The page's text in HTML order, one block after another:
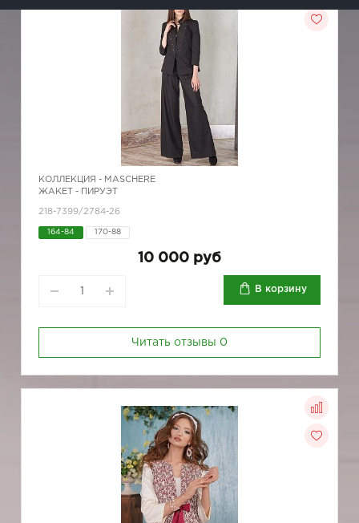
КОЛЛЕКЦИЯ - MASCHERE
ЖАКЕТ - ПИРУЭТ
218-7399/2784-26
164-84 170-88
10 000 руб
В корзину
Читать отзывы 0